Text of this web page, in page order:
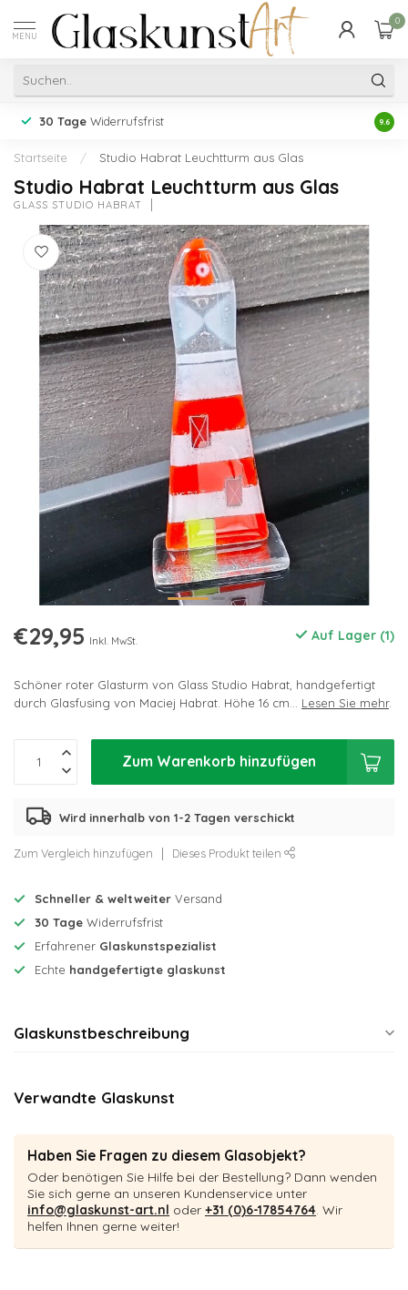
MENU
0
30 Tage Widerrufsfrist 9.6
Startseite / Studio Habrat Leuchtturm aus Glas
Studio Habrat Leuchtturm aus Glas
GLASS STUDIO HABRAT
€29,95 Inkl. MwSt. Auf Lager (1)
Schöner roter Glasturm von Glass Studio Habrat, handgefertigt
durch Glasfusing von Maciej Habrat. Höhe 16 cm... Lesen Sie mehr.
Zum Warenkorb hinzufügen
Wird innerhalb von 1-2 Tagen verschickt
Zum Vergleich hinzufügen Dieses Produkt teilen
Schneller & weltweiter Versand
30 Tage Widerrufsfrist
Erfahrener Glaskunstspezialist
Echte handgefertigte glaskunst
Glaskunstbeschreibung
Verwandte Glaskunst
Haben Sie Fragen zu diesem Glasobjekt?
Oder benötigen Sie Hilfe bei der Bestellung? Dann wenden
Sie sich gerne an unseren Kundenservice unter
info@glaskunst-art.nl oder +31 (0)6-17854764. Wir
helfen Ihnen gerne weiter!